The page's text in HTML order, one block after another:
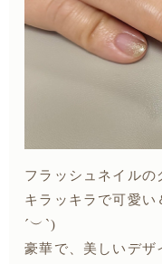
フラッシュネイル
キラッキラで可愛
´︶`)
豪華で、美しいデ